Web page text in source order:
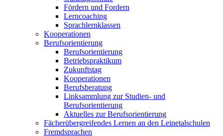
Fördern und Fordern
Lerncoaching
Sprachlernklassen
Kooperationen
Berufsorientierung
Berufsorientierung
Betriebspraktikum
Zukunftstag
Kooperationen
Berufsberatung
Linksammlung zur Studien- und
Berufsorientierung
Aktuelles zur Berufsorientierung
Fächerübergreifendes Lernen an den Leinetalschulen
Fremdsprachen